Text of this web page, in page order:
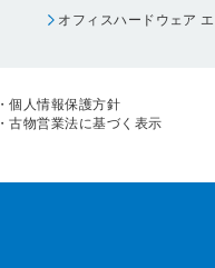
オフィスハードウェア
・個人情報保護方針
・古物営業法に基づく表示